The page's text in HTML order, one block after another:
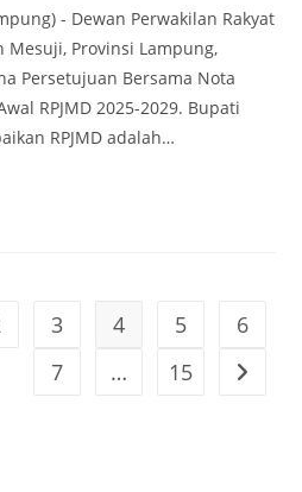
- Dewan Perwakilan Rakyat
Mesuji, Provinsi Lampung,
Persetujuan Bersama Nota
RPJMD 2025-2029. Bupati
RPJMD adalah…
page3 4 5
6
7
… 15 Go to